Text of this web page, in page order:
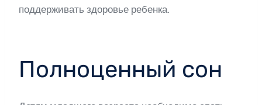
поддерживать здоровье ребенка.
Полноценный сон